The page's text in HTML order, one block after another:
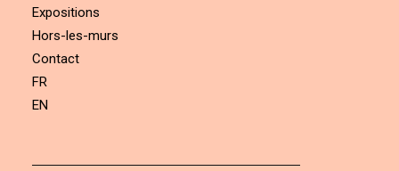
Expositions
Hors-les-murs
Contact
FR
EN